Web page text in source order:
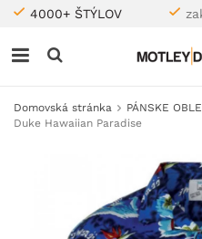
4000+ ŠTÝLOV
Domovská stránka PÁNSKE
Duke Hawaiian Paradise